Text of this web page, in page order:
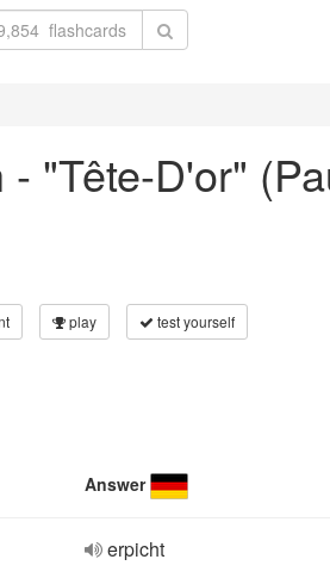
"Tête-D'or"
play test yourself
Answer
erpicht